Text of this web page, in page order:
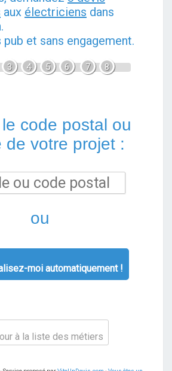
aux électriciens dans
pub et sans engagement.
3 4 5 6 7 8
code postal ou
de votre projet :
ou
moi automatiquement !
à la liste des métiers